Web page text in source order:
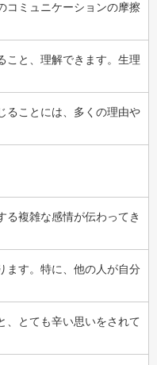
コミュニケーションの摩擦
こと、理解できます。生理
ることには、多くの理由や
る複雑な感情が伝わってき
ます。特に、他の人が自分
、とても辛い思いをされて